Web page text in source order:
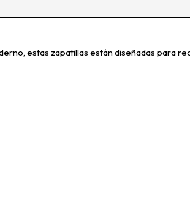
estas zapatillas están diseñadas para